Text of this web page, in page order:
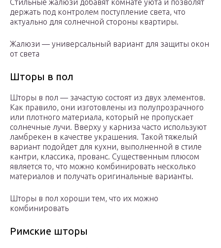
Стильные жалюзи добавят комнате уюта и позволят
держать под контролем поступление света, что
актуально для солнечной стороны квартиры.
Жалюзи — универсальный вариант для защиты окон
от света
Шторы в пол
Шторы в пол — зачастую состоят из двух элементов.
Как правило, они изготовлены из полупрозрачного
или плотного материала, который не пропускает
солнечные лучи. Вверху у карниза часто используют
ламбрекен в качестве украшения. Такой тяжелый
вариант подойдет для кухни, выполненной в стиле
кантри, классика, прованс. Существенным плюсом
является то, что можно комбинировать несколько
материалов и получать оригинальные варианты.
Шторы в пол хороши тем, что их можно
комбинировать
Римские шторы